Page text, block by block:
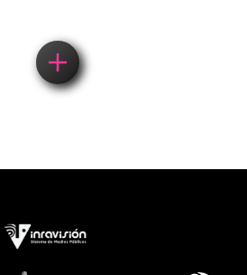
Load More